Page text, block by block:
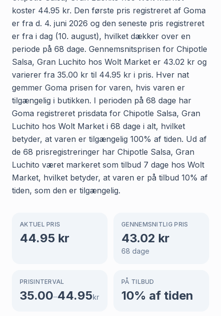
koster 44.95 kr. Den første pris registreret af Goma
er fra d. 4. juni 2026 og den seneste pris registreret
er fra i dag (10. august), hvilket dækker over en
periode på 68 dage. Gennemsnitsprisen for Chipotle
Salsa, Gran Luchito hos Wolt Market er 43.02 kr og
varierer fra 35.00 kr til 44.95 kr i pris. Hver nat
gemmer Goma prisen for varen, hvis varen er
tilgængelig i butikken. I perioden på 68 dage har
Goma registreret prisdata for Chipotle Salsa, Gran
Luchito hos Wolt Market i 68 dage i alt, hvilket
betyder, at varen er tilgængelig 100% af tiden. Ud af
de 68 prisregistreringer har Chipotle Salsa, Gran
Luchito været markeret som tilbud 7 dage hos Wolt
Market, hvilket betyder, at varen er på tilbud 10% af
tiden, som den er tilgængelig.
AKTUEL PRIS
44.95 kr
GENNEMSNITLIG PRIS
43.02 kr
68 dage
PRISINTERVAL
35.00–44.95kr
PÅ TILBUD
10% af tiden